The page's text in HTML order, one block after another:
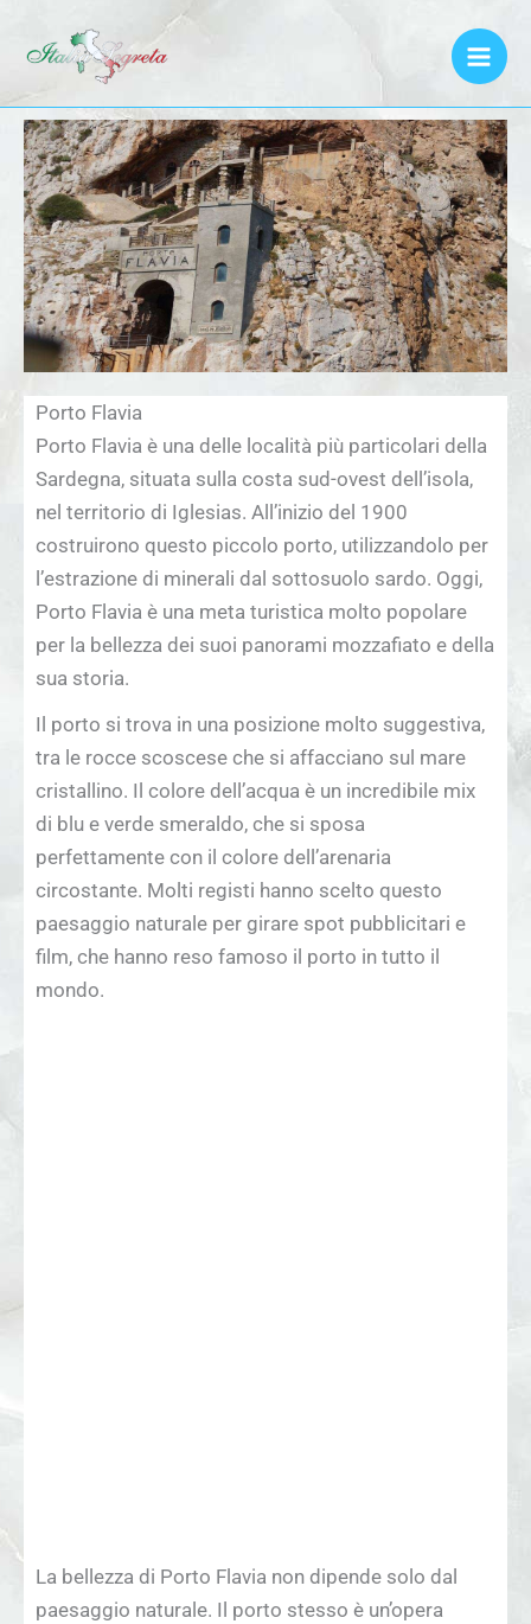
Porto Flavia
Porto Flavia è una delle località più particolari della
Sardegna, situata sulla costa sud-ovest dell’isola,
nel territorio di Iglesias. All’inizio del 1900
costruirono questo piccolo porto, utilizzandolo per
l’estrazione di minerali dal sottosuolo sardo. Oggi,
Porto Flavia è una meta turistica molto popolare
per la bellezza dei suoi panorami mozzafiato e della
sua storia.
Il porto si trova in una posizione molto suggestiva,
tra le rocce scoscese che si affacciano sul mare
cristallino. Il colore dell’acqua è un incredibile mix
di blu e verde smeraldo, che si sposa
perfettamente con il colore dell’arenaria
circostante. Molti registi hanno scelto questo
paesaggio naturale per girare spot pubblicitari e
film, che hanno reso famoso il porto in tutto il
mondo.
La bellezza di Porto Flavia non dipende solo dal
paesaggio naturale. Il porto stesso è un’opera